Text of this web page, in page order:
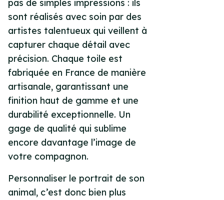
pas de simples impressions : ils
sont réalisés avec soin par des
artistes talentueux qui veillent à
capturer chaque détail avec
précision. Chaque toile est
fabriquée en France de manière
artisanale, garantissant une
finition haut de gamme et une
durabilité exceptionnelle. Un
gage de qualité qui sublime
encore davantage l’image de
votre compagnon.
Personnaliser le portrait de son
animal, c’est donc bien plus